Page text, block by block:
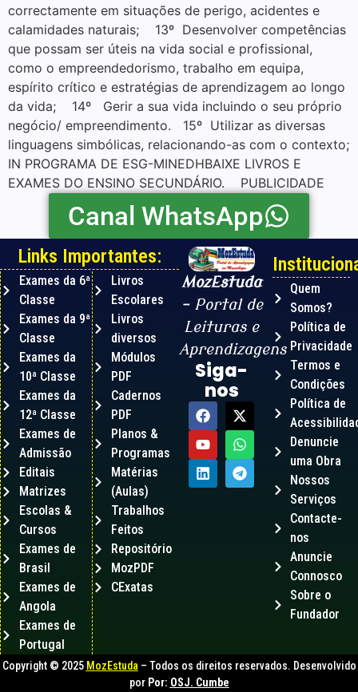
correctamente em situações de perigo, acidentes e
calamidades naturais; 13º Desenvolver competências
que possam ser úteis na vida social e profissional,
como o empreendedorismo, trabalho em equipa,
espírito crítico e estratégias de aprendizagem ao longo
da vida; 14º Gerir a sua vida incluindo o seu próprio
negócio/ empreendimento. 15º Utilizar as diversas
linguagens simbólicas, relacionando-as com o contexto;
IN PROGRAMA DE ESG-MINEDHBAIXE LIVROS E
EXAMES DO ENSINO SECUNDÁRIO. PUBLICIDADE
Canal WhatsApp
MozEstuda
– Portal de
Leituras e
Aprendizagens
Siga-
nos
Quem
Somos?
Política de
Privacidade
Termos e
Condições
Política de
Denuncie
uma Obra
Nossos
Serviços
Contacte-
nos
Anuncie
Connosco
Sobre o
Fundador
Links Importantes:
Exames da 6ª
Classe
Exames da 9ª
Classe
Exames da
10ª Classe
Exames da
12ª Classe
Exames de
Admissão
Editais
Matrizes
Escolas &
Cursos
Exames de
Brasil
Exames de
Angola
Exames de
Portugal
Livros
Escolares
Livros
diversos
Módulos
PDF
Cadernos
PDF
Planos &
Programas
Matérias
(Aulas)
Trabalhos
Feitos
Repositório
MozPDF
CExatas
Copyright © 2025 MozEstuda – Todos os direitos reservados. Desenvolvido
por Por: OSJ. Cumbe